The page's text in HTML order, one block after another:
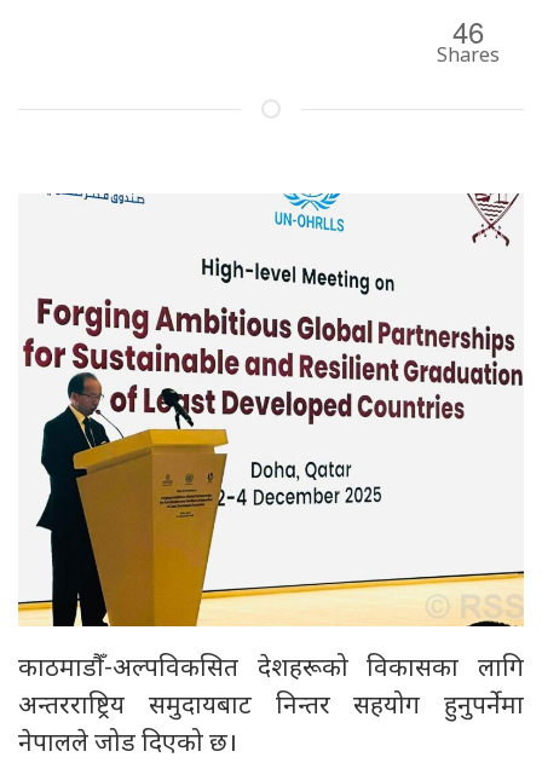
46
Shares
काठमाडौँ-अल्पविकसित देशहरूको विकासका लागि
अन्तरराष्ट्रिय समुदायबाट निन्तर सहयोग हुनुपर्नेमा
नेपालले जोड दिएको छ।